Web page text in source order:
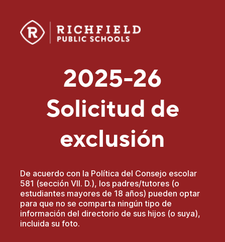
2025-26
Solicitud de
exclusión
De acuerdo con la Política del Consejo escolar
581 (sección VII. D.), los padres/tutores (o
estudiantes mayores de 18 años) pueden optar
para que no se comparta ningún tipo de
información del directorio de sus hijos (o suya),
incluida su foto.